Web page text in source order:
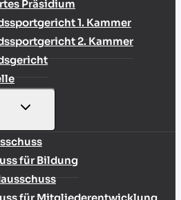
Präsidium
1. Kammer
2. Kammer
UNTERMENÜ
für Bildung
für Mitgliederentwicklung